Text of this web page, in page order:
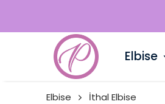
Elbise
Elbise İthal Elbise